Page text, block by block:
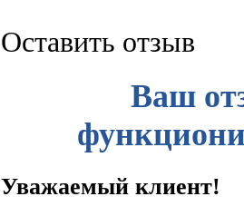
Оставить отзыв
Ваш
Уважаемый клиент!